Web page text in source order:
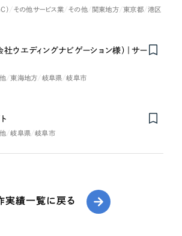
） その他サービス業 その他 関東地方 東京都 港区
ウエディングナビゲーション様）｜サー
東海地方 岐阜県 岐阜市
岐阜県 岐阜市
実績一覧に戻る